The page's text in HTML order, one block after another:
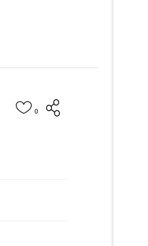
위시리스트
0